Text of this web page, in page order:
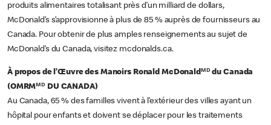
produits alimentaires totalisant près d’un milliard de dollars,
McDonald’s s’approvisionne à plus de 85 % auprès de fournisseurs au
Canada. Pour obtenir de plus amples renseignements au sujet de
McDonald’s du Canada, visitez mcdonalds.ca.
À propos de l’Œuvre des Manoirs Ronald McDonaldᴹᴰ du Canada
(OMRMᴹᴰ DU CANADA)
Au Canada, 65 % des familles vivent à l’extérieur des villes ayant un
hôpital pour enfants et doivent se déplacer pour les traitements